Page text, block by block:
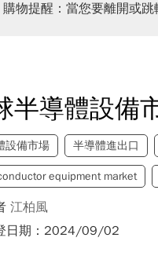
購物提醒：當您要離開或
半導體設備
設備市場 半導體進出口
equipment market
江柏風
日期：2024/09/02